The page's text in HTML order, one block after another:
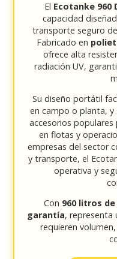
El Ecotanke 960
capacidad
transporte seguro
Fabricado en
ofrece alta
radiación UV,
Su diseño portátil
en campo o planta,
accesorios
en flotas y
empresas del sector
y transporte, el
operativa y
Con 960 litros
garantía, representa
requieren